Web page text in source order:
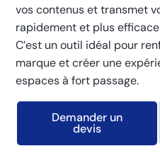
vos contenus et transmet
rapidement et plus
C’est un outil idéal pour
marque et créer une
espaces à fort passage.
Demander un
devis